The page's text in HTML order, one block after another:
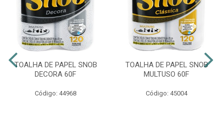
TOALHA DE PAPEL SNOB
DECORA 60F
Código: 44968
TOALHA DE PAPEL SNOB
MULTUSO 60F
Código: 45004